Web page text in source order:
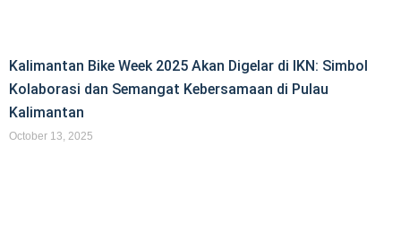
Kalimantan Bike Week 2025 Akan Digelar di IKN: Simbol
Kolaborasi dan Semangat Kebersamaan di Pulau
Kalimantan
October 13, 2025